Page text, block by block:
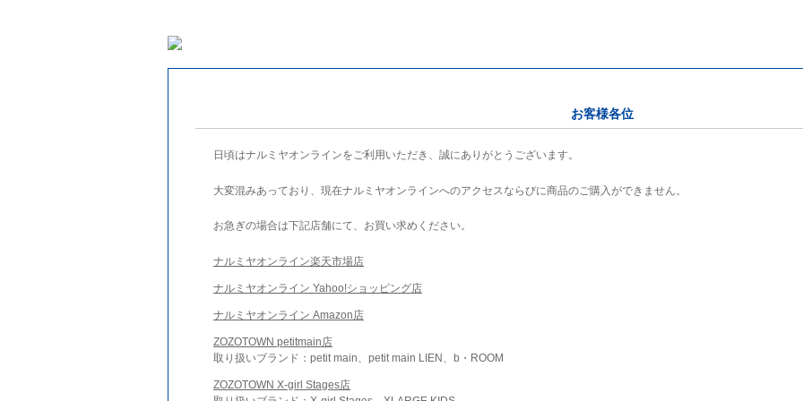
お客様各位
日頃はナルミヤオンラインをご利用いただき、誠にありがとうございます。
大変混みあっており、現在ナルミヤオンラインへのアクセスならびに商品のご購入ができません。
お急ぎの場合は下記店舗にて、お買い求めください。
ナルミヤオンライン楽天市場店
ナルミヤオンライン Yahoo!ショッピング店
ナルミヤオンライン Amazon店
ZOZOTOWN petitmain店
取り扱いブランド：petit main、petit main LIEN、b・ROOM
ZOZOTOWN X-girl Stages店